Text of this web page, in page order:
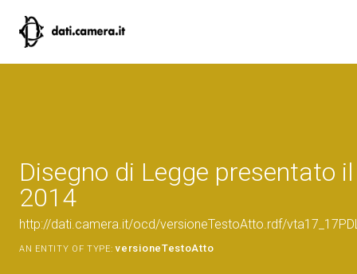
Disegno di Legge presentato
2014
http://dati.camera.it/ocd/versioneTestoAtto.rdf/
AN ENTITY OF TYPE: versioneTestoAtto